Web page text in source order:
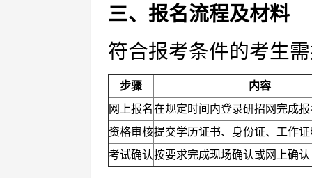
三、报名流程及材料
符合报考条件的考生
步骤
内容
网上报名在规定时间内登录研招网完成
资格审核提交学历证书、身份证、工作
考试确认按要求完成现场确认或网上确认